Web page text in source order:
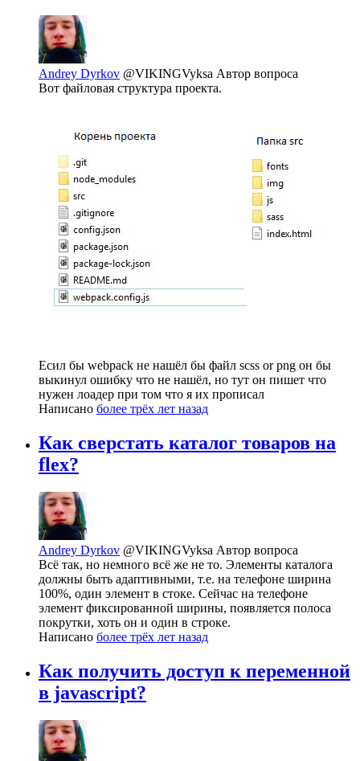
Andrey Dyrkov @VIKINGVyksa Автор вопроса
Вот файловая структура проекта.
Есил бы webpack не нашёл бы файл scss or png он бы
выкинул ошибку что не нашёл, но тут он пишет что
нужен лоадер при том что я их прописал
Написано более трёх лет назад
Как сверстать каталог товаров на
flex?
Andrey Dyrkov @VIKINGVyksa Автор вопроса
Всё так, но немного всё же не то. Элементы каталога
должны быть адаптивными, т.е. на телефоне ширина
100%, один элемент в стоке. Сейчас на телефоне
элемент фиксированной ширины, появляется полоса
покрутки, хоть он и один в строке.
Написано более трёх лет назад
Как получить доступ к переменной
в javascript?